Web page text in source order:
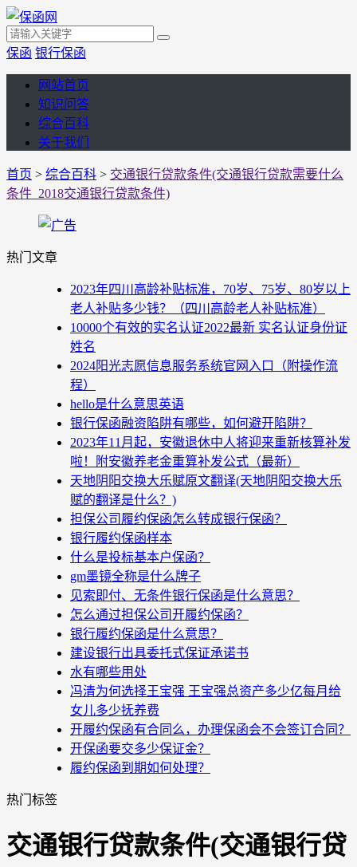
保函 银行保函
网站首页
知识问答
综合百科
关于我们
首页 > 综合百科 > 交通银行贷款条件(交通银行贷款需要什么
条件_2018交通银行贷款条件)
热门文章
2023年四川高龄补贴标准，70岁、75岁、80岁以上
老人补贴多少钱？（四川高龄老人补贴标准）
10000个有效的实名认证2022最新 实名认证身份证
姓名
2024阳光志愿信息服务系统官网入口（附操作流
程）
hello是什么意思英语
银行保函融资陷阱有哪些，如何避开陷阱？
2023年11月起，安徽退休中人将迎来重新核算补发
啦！附安徽养老金重算补发公式（最新）
天地阴阳交换大乐赋原文翻译(天地阴阳交换大乐
赋的翻译是什么？)
担保公司履约保函怎么转成银行保函？
银行履约保函样本
什么是投标基本户保函？
gm墨镜全称是什么牌子
见索即付、无条件银行保函是什么意思？
怎么通过担保公司开履约保函？
银行履约保函是什么意思？
建设银行出具委托式保证承诺书
水有哪些用处
冯清为何选择王宝强 王宝强总资产多少亿每月给
女儿多少抚养费
开履约保函有合同么，办理保函会不会签订合同？
开保函要交多少保证金？
履约保函到期如何处理？
热门标签
交通银行贷款条件(交通银行贷